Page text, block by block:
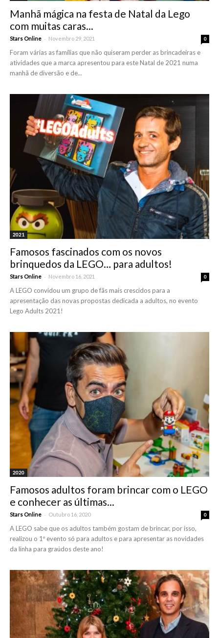
Manhã mágica na festa de Natal da Lego
com muitas caras...
Stars Online - Novembro 29, 2021 0
Foram várias as famílias que não quiseram perder as brincadeiras e
atividades que a marca apresentou para este Natal de 2021 numa
manhã de diversão e de...
2021
Famosos fascinados com os novos
brinquedos da LEGO… para adultos!
Stars Online - Novembro 16, 2021 0
A LEGO convidou um grupo de fãs mais crescidos para a
apresentação das novas propostas dedicada a adultos, no evento
Lego Adults 2021!
2020
Famosos adultos foram brincar com o LEGO
e conhecer as últimas...
Stars Online - Outubro 16, 2020 0
A LEGO sabe que os adultos também gostam de brincar, por isso,
realizou o 1º evento só para adultos e para apresentar as novidades
da linha para graúdos deste ano!